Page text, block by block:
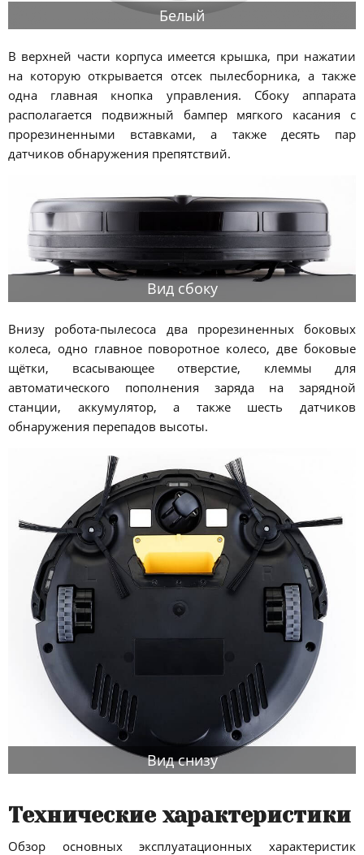
Белый
В верхней части корпуса имеется крышка, при нажатии
на которую открывается отсек пылесборника, а также
одна главная кнопка управления. Сбоку аппарата
располагается подвижный бампер мягкого касания с
прорезиненными вставками, а также десять пар
датчиков обнаружения препятствий.
Вид сбоку
Внизу робота-пылесоса два прорезиненных боковых
колеса, одно главное поворотное колесо, две боковые
щётки, всасывающее отверстие, клеммы для
автоматического пополнения заряда на зарядной
станции, аккумулятор, а также шесть датчиков
обнаружения перепадов высоты.
Вид снизу
Технические характеристики
Обзор основных эксплуатационных характеристик